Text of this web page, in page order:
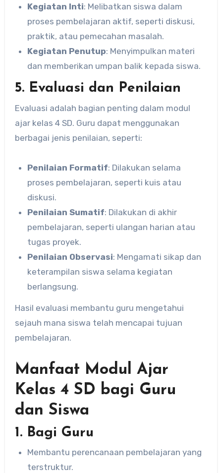
Kegiatan Inti: Melibatkan siswa dalam
proses pembelajaran aktif, seperti diskusi,
praktik, atau pemecahan masalah.
Kegiatan Penutup: Menyimpulkan materi
dan memberikan umpan balik kepada siswa.
5. Evaluasi dan Penilaian
Evaluasi adalah bagian penting dalam modul
ajar kelas 4 SD. Guru dapat menggunakan
berbagai jenis penilaian, seperti:
Penilaian Formatif: Dilakukan selama
proses pembelajaran, seperti kuis atau
diskusi.
Penilaian Sumatif: Dilakukan di akhir
pembelajaran, seperti ulangan harian atau
tugas proyek.
Penilaian Observasi: Mengamati sikap dan
keterampilan siswa selama kegiatan
berlangsung.
Hasil evaluasi membantu guru mengetahui
sejauh mana siswa telah mencapai tujuan
pembelajaran.
Manfaat Modul Ajar
Kelas 4 SD bagi Guru
dan Siswa
1. Bagi Guru
Membantu perencanaan pembelajaran yang
terstruktur.